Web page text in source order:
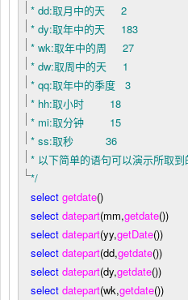
* dd:取月中的天 2
* dy:取年中的天 183
* wk:取年中的周 27
* dw:取周中的天 1
* qq:取年中的季度 3
* hh:取小时 18
* mi:取分钟 15
* ss:取秒 36
* 以下简单的语句可以演示所取到
*/
select getdate()
select datepart(mm,getdate())
select datepart(yy,getDate())
select datepart(dd,getdate())
select datepart(dy,getdate())
select datepart(wk,getdate())